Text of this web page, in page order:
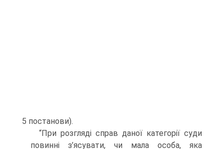
5 постанови).
“При розгляді справ даної категорії суди
повинні з’ясувати, чи мала особа, яка